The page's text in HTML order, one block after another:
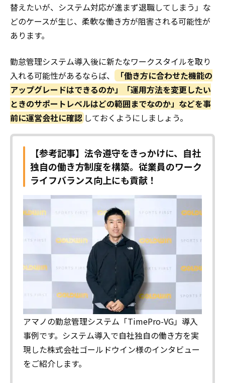
替えたいが、システム対応が進まず退職してしまう」な
どのケースが生じ、柔軟な働き方が阻害される可能性が
あります。
勤怠管理システム導入後に新たなワークスタイルを取り
入れる可能性があるならば、
「働き方に合わせた機能の
アップグレードはできるのか」「運用方法を変更したい
ときのサポートレベルはどの範囲までなのか」などを事
前に運営会社に確認 しておくようにしましょう。
【参考記事】法令遵守をきっかけに、自社
独自の働き方制度を構築。従業員のワーク
ライフバランス向上にも貢献！
アマノの勤怠管理システム「TimePro-VG」導入
事例です。システム導入で自社独自の働き方を実
現した株式会社ゴールドウイン様のインタビュー
をご紹介します。